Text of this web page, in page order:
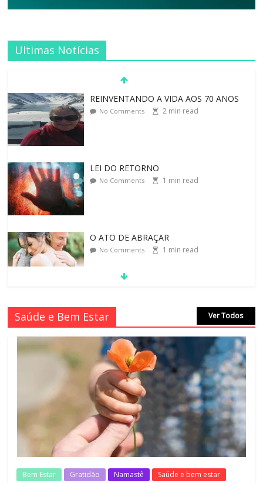
Ultimas Notícias
REINVENTANDO A VIDA AOS 70 ANOS
No Comments 2 min read
LEI DO RETORNO
No Comments 1 min read
O ATO DE ABRAÇAR
No Comments 1 min read
MORAL-POR-CIDINHA CASSIANO &
CIDA SIMONI
No Comments 1min read
SAGRADA FAMÍLIA – MAIA SOMEL
No Comments min read
VALE A PENA CULTIVAR A GENTILEZA?
No Comments 3min read
Saúde e Bem Estar Ver Todos
Bem Estar Gratidão Namastê Saúde e bem estar